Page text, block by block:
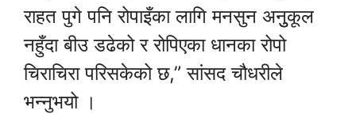
राहत पुगे पनि रोपाइँका लागि मनसुन अनुुकूल
नहुँदा बीउ डढेको र रोपिएका धानका रोपो
चिराचिरा परिसकेको छ,” सांसद चौधरीले
भन्नुभयो ।